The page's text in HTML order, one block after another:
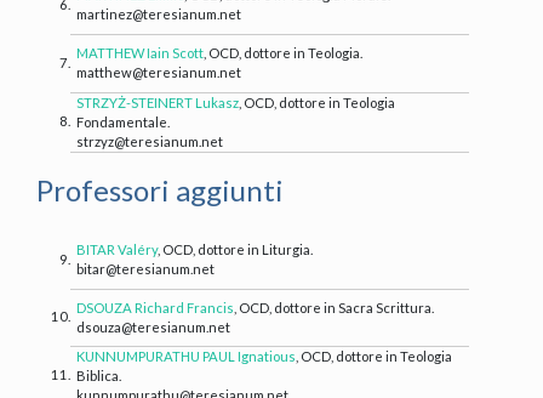
6.
martinez@teresianum.net
7.
MATTHEW Iain Scott , OCD, dottore in Teologia.
matthew@teresianum.net
8.
STRZYŻ-STEINERT Lukasz , OCD, dottore in Teologia
Fondamentale.
strzyz@teresianum.net
Professori aggiunti
9.
BITAR Valéry, OCD, dottore in Liturgia.
bitar@teresianum.net
10.
DSOUZA Richard Francis , OCD, dottore in Sacra Scrittura.
dsouza@teresianum.net
11.
KUNNUMPURATHU PAUL Ignatious , OCD, dottore in Teologia
Biblica.
kunnumpurathu@teresianum.net